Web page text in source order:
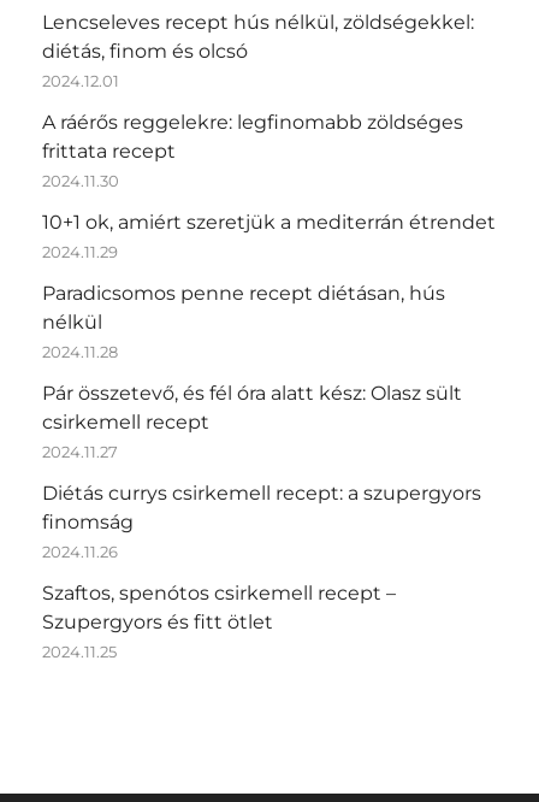
Lencseleves recept hús nélkül, zöldségekkel:
diétás, finom és olcsó
2024.12.01
A ráérős reggelekre: legfinomabb zöldséges
frittata recept
2024.11.30
10+1 ok, amiért szeretjük a mediterrán étrendet
2024.11.29
Paradicsomos penne recept diétásan, hús
nélkül
2024.11.28
Pár összetevő, és fél óra alatt kész: Olasz sült
csirkemell recept
2024.11.27
Diétás currys csirkemell recept: a szupergyors
finomság
2024.11.26
Szaftos, spenótos csirkemell recept –
Szupergyors és fitt ötlet
2024.11.25